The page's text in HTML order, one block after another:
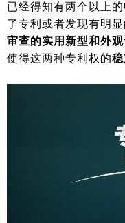
已经得知有两个以上
了专利或者发现有明
审查的实用新型和外
使得这两种专利权的稳